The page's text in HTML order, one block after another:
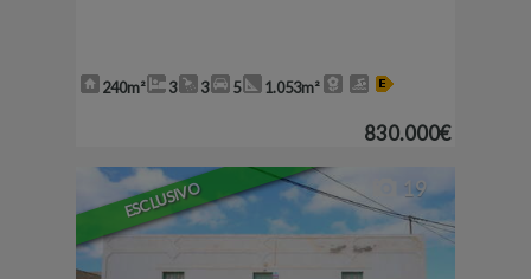
240m² 3 3 5 1.053m²
830.000€
ESCLUSIVO 19